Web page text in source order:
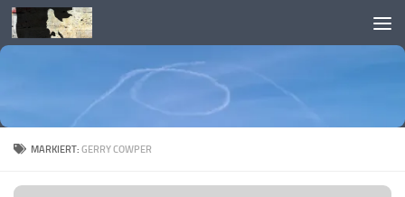
Skip to content
MARKIERT:GERRY COWPER